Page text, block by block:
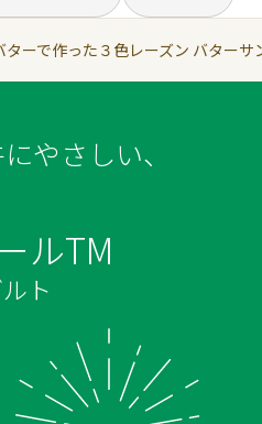
ターで作った３色レーズン バターサ
やさしい、
ルTM
ト